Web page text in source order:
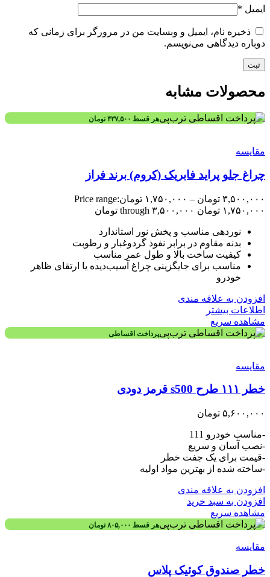
ایمیل *
ذخیره نام، ایمیل و وبسایت من در مرورگر برای زمانی که
دوباره دیدگاهی می‌نویسم.
محصولات مشابه
هر قسط ۴۳۷,۵۰۰ تومان
مقایسه
چراغ جلو پراید فابریک (کروم) برند فراز
۳,۵۰۰,۰۰۰ تومان – ۱,۷۵۰,۰۰۰ تومانPrice range:
۱,۷۵۰,۰۰۰ تومان through ۳,۵۰۰,۰۰۰ تومان
نوردهی مناسب و پخش نور استاندارد
بدنه مقاوم در برابر نفوذ گردوغبار و رطوبت
کیفیت ساخت بالا و طول عمر مناسب
مناسب برای جایگزینی چراغ آسیب‌دیده یا ارتقای ظاهر
خودرو
افزودن به علاقه مندی
اطلاعات بیشتر
مشاهده سریع
پرداخت اقساطی
مقایسه
خطر ۱۱۱ طرح s500 قرمز دودی
۵,۶۰۰,۰۰۰ تومان
-مناسب خودرو 111
-نصب آسان و سریع
-قیمت برای یک جفت خطر
-ساخته شده از بهترین مواد اولیه
افزودن به علاقه مندی
افزودن به سبد خرید
مشاهده سریع
هر قسط ۸۰۵,۰۰۰ تومان
مقایسه
خطر صندوق کوئیک پلاس